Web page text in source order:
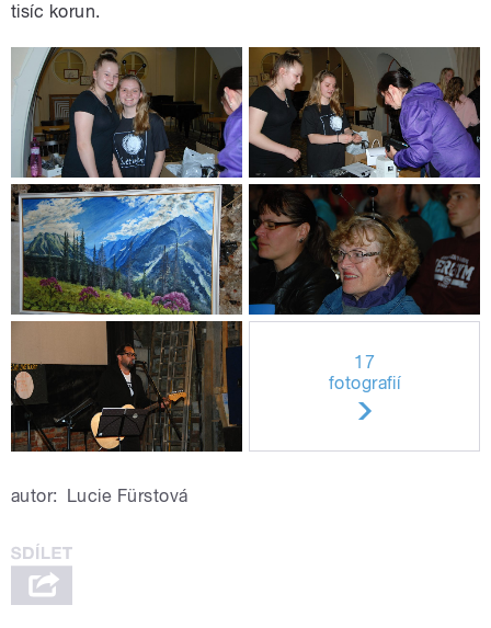
tisíc korun.
17
fotografií
autor: Lucie Fürstová